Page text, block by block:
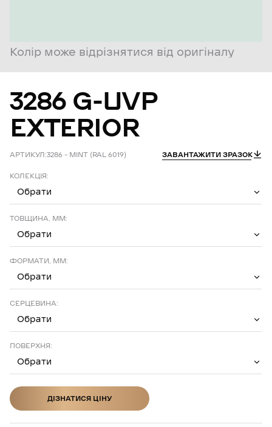
Колір може відрізнятися від оригіналу
3286 G-UVP
EXTERIOR
АРТИКУЛ:3286 – MINT (RAL 6019) ЗАВАНТАЖИТИ ЗРАЗОК
КОЛЕКЦІЯ:
Обрати
ТОВЩИНА, ММ:
Обрати
ФОРМАТИ, ММ:
Обрати
СЕРЦЕВИНА:
Обрати
ПОВЕРХНЯ:
Обрати
ДІЗНАТИСЯ ЦІНУ